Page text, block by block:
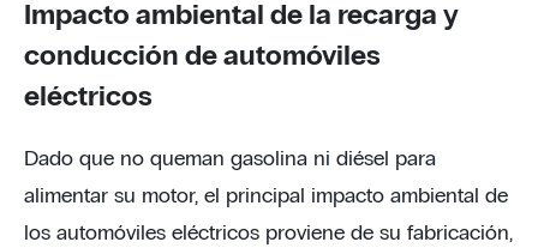
Impacto ambiental de la recarga y
conducción de automóviles
eléctricos
Dado que no queman gasolina ni diésel para
alimentar su motor, el principal impacto ambiental de
los automóviles eléctricos proviene de su fabricación,